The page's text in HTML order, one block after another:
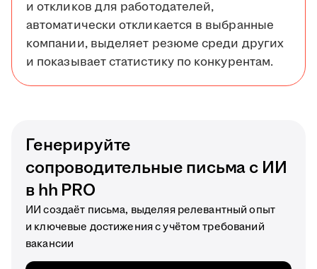
и откликов для работодателей,
автоматически откликается в выбранные
компании, выделяет резюме среди других
и показывает статистику по конкурентам.
Генерируйте
сопроводительные письма с ИИ
в hh PRO
ИИ создаёт письма, выделяя релевантный опыт
и ключевые достижения с учётом требований
вакансии